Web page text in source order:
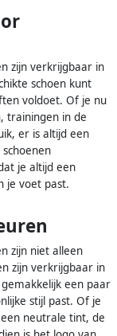
zijn verkrijgbaar in
schoen kunt
voldoet. Of je nu
trainingen in de
er is altijd een
je altijd een
je voet past.
zijn niet alleen
zijn verkrijgbaar in
een paar
stijl past. Of je
neutrale tint, de